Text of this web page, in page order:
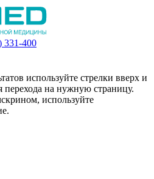
331-400
используйте стрелки вверх и
перехода на нужную страницу.
используйте